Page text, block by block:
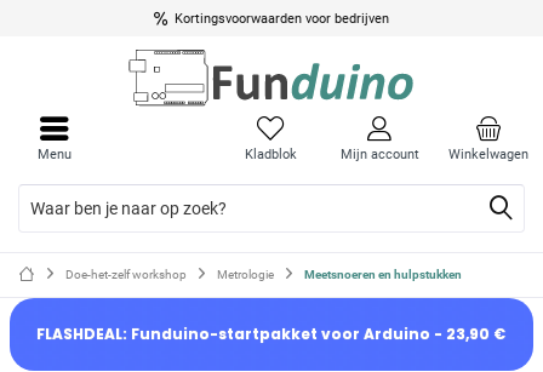
Kortingsvoorwaarden voor bedrijven
Winkelwagen
Kladblok Mijn account
Menu
Doe-het-zelf workshop Metrologie Meetsnoeren en hulpstukken
FLASHDEAL: Funduino-startpakket voor Arduino - 23,90 €